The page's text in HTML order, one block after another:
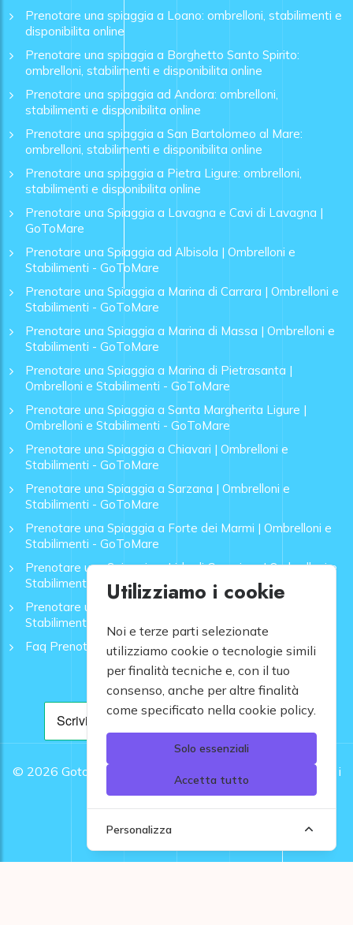
Prenotare una spiaggia a Loano: ombrelloni, stabilimenti e
disponibilita online
Prenotare una spiaggia a Borghetto Santo Spirito:
ombrelloni, stabilimenti e disponibilita online
Prenotare una spiaggia ad Andora: ombrelloni,
stabilimenti e disponibilita online
Prenotare una spiaggia a San Bartolomeo al Mare:
ombrelloni, stabilimenti e disponibilita online
Prenotare una spiaggia a Pietra Ligure: ombrelloni,
stabilimenti e disponibilita online
Prenotare una Spiaggia a Lavagna e Cavi di Lavagna |
GoToMare
Prenotare una Spiaggia ad Albisola | Ombrelloni e
Stabilimenti - GoToMare
Prenotare una Spiaggia a Marina di Carrara | Ombrelloni e
Stabilimenti - GoToMare
Prenotare una Spiaggia a Marina di Massa | Ombrelloni e
Stabilimenti - GoToMare
Prenotare una Spiaggia a Marina di Pietrasanta |
Ombrelloni e Stabilimenti - GoToMare
Prenotare una Spiaggia a Santa Margherita Ligure |
Ombrelloni e Stabilimenti - GoToMare
Prenotare una Spiaggia a Chiavari | Ombrelloni e
Stabilimenti - GoToMare
Prenotare una Spiaggia a Sarzana | Ombrelloni e
Stabilimenti - GoToMare
Prenotare una Spiaggia a Forte dei Marmi | Ombrelloni e
Stabilimenti - GoToMare
Prenotare una Spiaggia a Lido di Camaiore | Ombrelloni e
Stabilimenti - GoToMare
Prenotare una Spiaggia a Rapallo | Ombrelloni e
Stabilimenti - GoToMare
Faq Prenotazione Spiagge
© 2026 Gotomare srl - Partita IVA 12948810960 .
Tutti i
diritti riservati.
Utilizziamo i cookie
Noi e terze parti selezionate
utilizziamo cookie o tecnologie simili
per finalità tecniche e, con il tuo
consenso, anche per altre finalità
come specificato nella cookie policy.
Solo essenziali
Accetta tutto
Personalizza